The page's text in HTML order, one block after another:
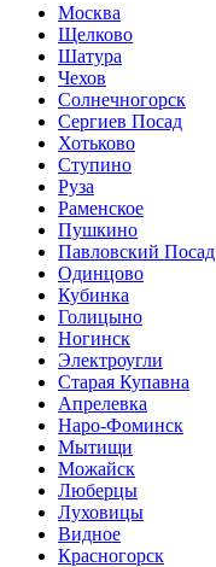
Москва
Щелково
Шатура
Чехов
Солнечногорск
Сергиев Посад
Хотьково
Ступино
Руза
Раменское
Пушкино
Павловский Посад
Одинцово
Кубинка
Голицыно
Ногинск
Электроугли
Старая Купавна
Апрелевка
Наро-Фоминск
Мытищи
Можайск
Люберцы
Луховицы
Видное
Красногорск